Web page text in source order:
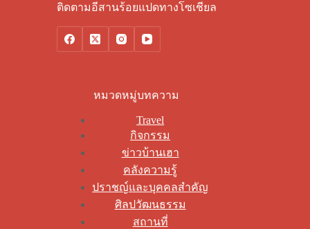
ติดตามอีสานร้อยแปดทางโซเชียล
หมวดหมู่บทความ
Travel
กิจกรรม
ข่าวบ้านเฮา
คลังความรู้
ปราชญ์และบุคคลสำคัญ
ศิลปวัฒนธรรม
สถานที่